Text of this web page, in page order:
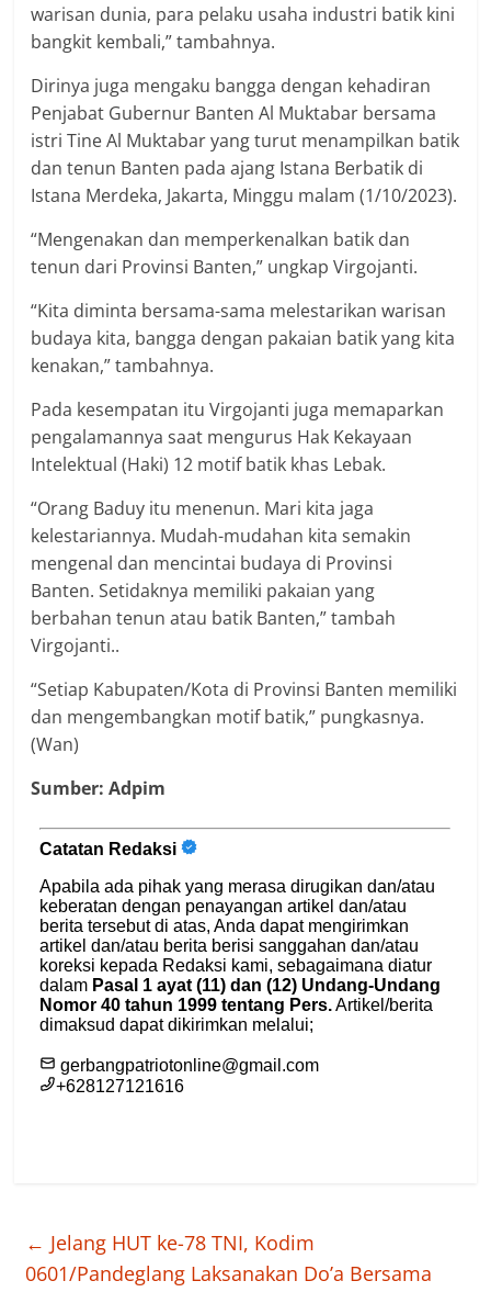
warisan dunia, para pelaku usaha industri batik kini
bangkit kembali,” tambahnya.
Dirinya juga mengaku bangga dengan kehadiran
Penjabat Gubernur Banten Al Muktabar bersama
istri Tine Al Muktabar yang turut menampilkan batik
dan tenun Banten pada ajang Istana Berbatik di
Istana Merdeka, Jakarta, Minggu malam (1/10/2023).
“Mengenakan dan memperkenalkan batik dan
tenun dari Provinsi Banten,” ungkap Virgojanti.
“Kita diminta bersama-sama melestarikan warisan
budaya kita, bangga dengan pakaian batik yang kita
kenakan,” tambahnya.
Pada kesempatan itu Virgojanti juga memaparkan
pengalamannya saat mengurus Hak Kekayaan
Intelektual (Haki) 12 motif batik khas Lebak.
“Orang Baduy itu menenun. Mari kita jaga
kelestariannya. Mudah-mudahan kita semakin
mengenal dan mencintai budaya di Provinsi
Banten. Setidaknya memiliki pakaian yang
berbahan tenun atau batik Banten,” tambah
Virgojanti..
“Setiap Kabupaten/Kota di Provinsi Banten memiliki
dan mengembangkan motif batik,” pungkasnya.
(Wan)
Sumber: Adpim
← Jelang HUT ke-78 TNI, Kodim
0601/Pandeglang Laksanakan Do’a Bersama